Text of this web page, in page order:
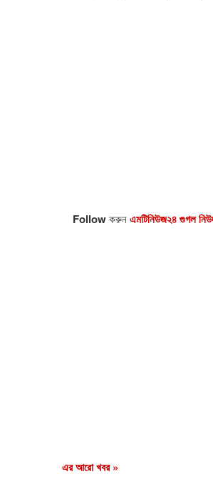
Followকরুনএমটিনিউজ২৪ গুগল
এর আরো খবর »